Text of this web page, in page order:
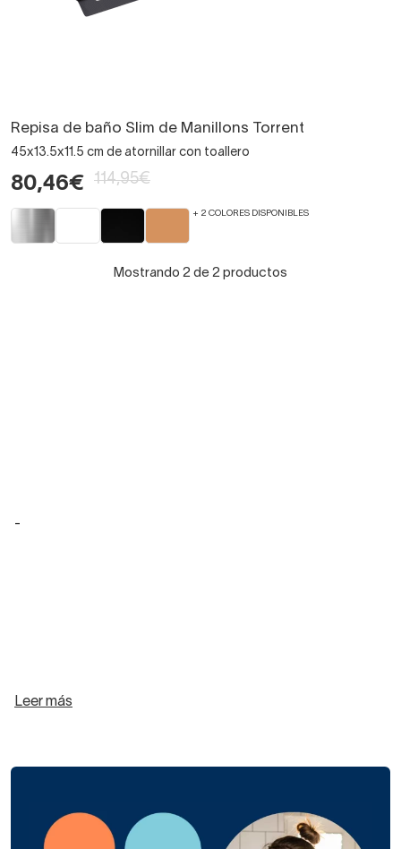
Repisa de baño Slim de Manillons Torrent
45x13.5x11.5 cm de atornillar con toallero
80,46€ 114,95€
+ 2 COLORES DISPONIBLES
Mostrando 2 de 2 productos
-
Leer más